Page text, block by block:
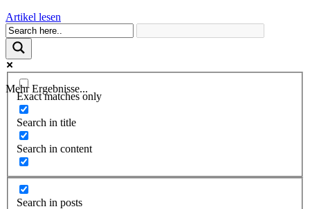
Artikel lesen
Mehr Ergebnisse...
Exact matches only
Search in title
Search in content
Search in posts